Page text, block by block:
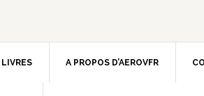
LIVRES A PROPOS D’AEROVFR